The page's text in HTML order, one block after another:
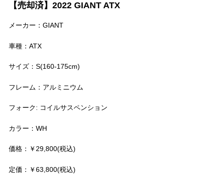
【売却済】2022 GIANT ATX
メーカー：GIANT
車種：ATX
サイズ：S(160-175cm)
フレーム：アルミニウム
フォーク: コイルサスペンション
カラー：WH
価格：￥29,800(税込)
定価：￥63,800(税込)